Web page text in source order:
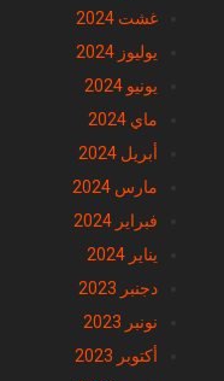
شتنبر 2024
غشت 2024
يوليوز 2024
يونيو 2024
ماي 2024
أبريل 2024
مارس 2024
فبراير 2024
دجنبر 2023
نونبر 2023